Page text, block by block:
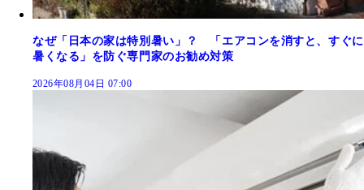
なぜ「日本の家は特別暑い」？ 「エアコンを消すと、すぐに
暑くなる」を防ぐ専門家のお勧め対策
2026年08月04日 07:00